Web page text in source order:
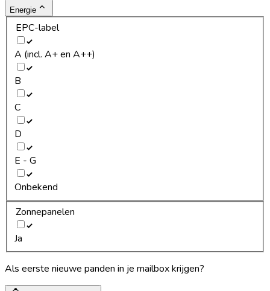
Energie
EPC-label
A (incl. A+ en A++)
B
C
D
E - G
Onbekend
Zonnepanelen
Ja
Als eerste nieuwe panden in je mailbox krijgen?